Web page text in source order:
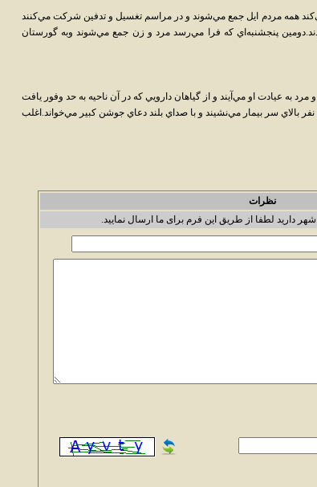
همه مردم ايل جمع مي‌شوند و در مراسم تغسيل و تدفين شرکت مي‌کنند
پنجشنبه‌اي که فرا مي‌رسد مرد و زن جمع مي‌شوند وبه گورستان
به عيادت او مي‌آيند و از گياهان دارويي که در آن ناحيه به حد وفور يافت
بالاي سر بيمار مي‌نشيند و با صداي بلند دعاي جوشن کبير مي‌خواند.اغلب
نظرات
دارید لطفا از طریق این فرم برای ما ارسال نمایید.